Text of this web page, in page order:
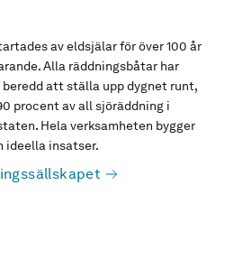
av eldsjälar för över 100 år
Alla räddningsbåtar har
att ställa upp dygnet runt,
procent av all sjöräddning i
Hela verksamheten bygger
ideella insatser.